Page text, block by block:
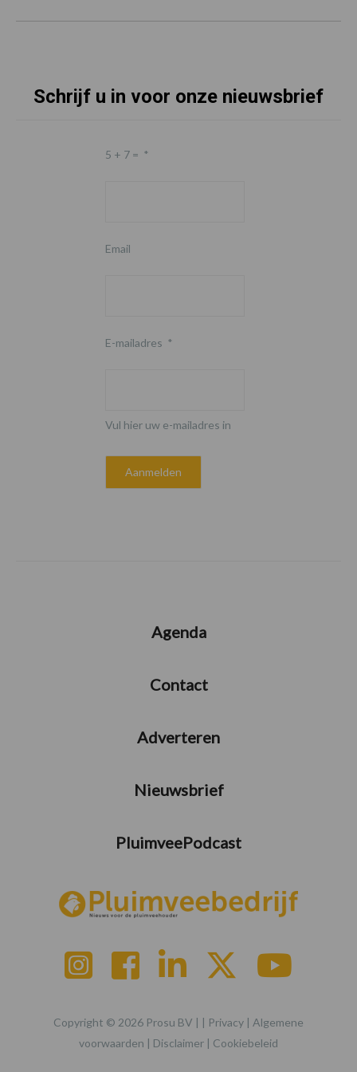
Schrijf u in voor onze nieuwsbrief
5 + 7 = *
Email
E-mailadres *
Vul hier uw e-mailadres in
Agenda
Contact
Adverteren
Nieuwsbrief
PluimveePodcast
Copyright © 2026 Prosu BV | | Privacy | Algemene
voorwaarden | Disclaimer | Cookiebeleid